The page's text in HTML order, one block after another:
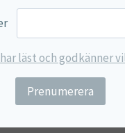
läst och godkänner